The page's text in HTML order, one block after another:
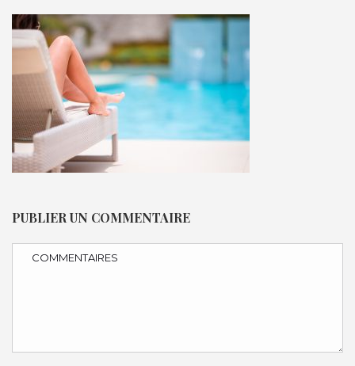
PUBLIER UN COMMENTAIRE